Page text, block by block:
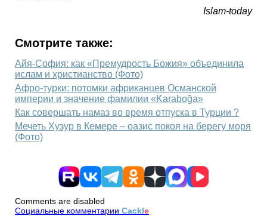
Islam-today
Смотрите также:
Айя-София: как «Премудрость Божия» объединила
ислам и христианство (Фото)
Афро-турки: потомки африканцев Османской
империи и значение фамилии «Karaboğa»
Как совершать намаз во время отпуска в Турции ?
Мечеть Хузур в Кемере – оазис покоя на берегу моря
(Фото)
Comments are disabled
Социальные комментарии Cackle